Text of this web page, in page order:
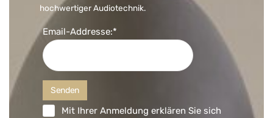
hochwertiger Audiotechnik.
Email-Addresse:*
Mit Ihrer Anmeldung erklären Sie sich